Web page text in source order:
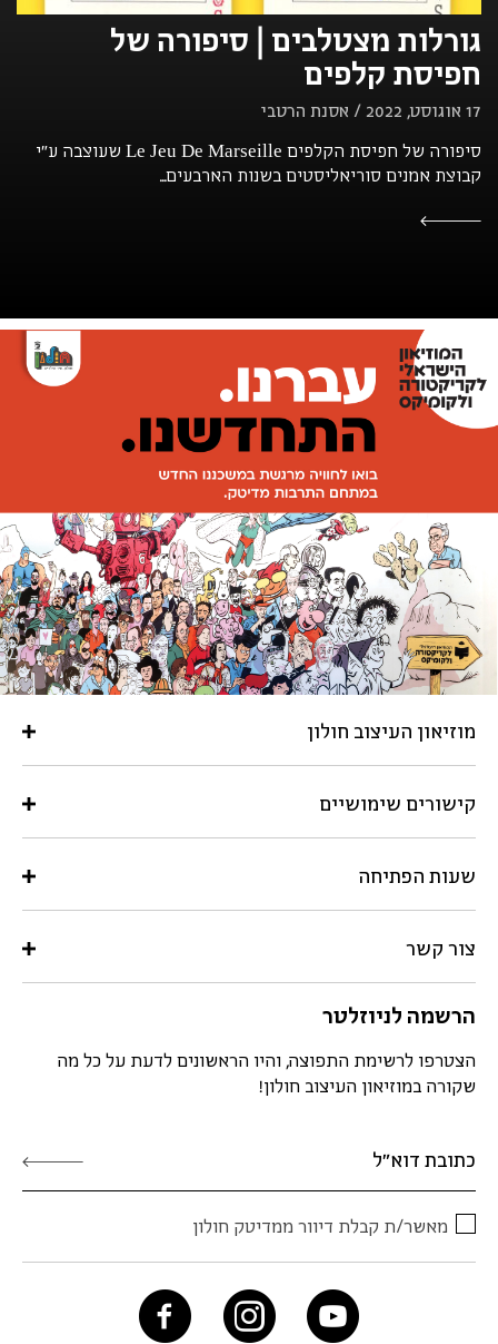
גורלות מצטלבים | סיפורה של
חפיסת קלפים
17 אוגוסט, 2022 / אסנת הרטבי
סיפורה של חפיסת הקלפים Le Jeu De Marseille שעוצבה ע"י
קבוצת אמנים סוריאליסטים בשנות הארבעים...
מוזיאון העיצוב חולון
קישורים שימושיים
שעות הפתיחה
צור קשר
הרשמה לניוזלטר
הצטרפו לרשימת התפוצה, והיו הראשונים לדעת על כל מה
שקורה במוזיאון העיצוב חולון!
מאשר/ת קבלת דיוור ממדיטק חולון